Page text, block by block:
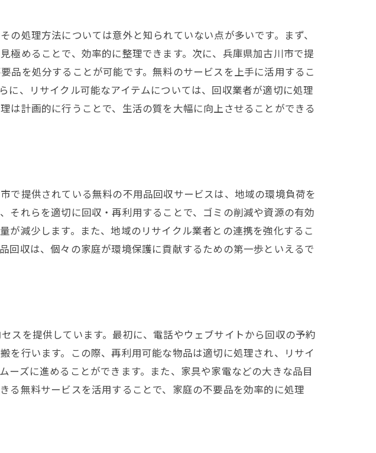
る方法
プロセス
法
る安心感
果
テップ
理
方法
ト
処理方法については意外と知られていない点が多いです。まず、
極めることで、効率的に整理できます。次に、兵庫県加古川市で提
品を処分することが可能です。無料のサービスを上手に活用するこ
に、リサイクル可能なアイテムについては、回収業者が適切に処理
は計画的に行うことで、生活の質を大幅に向上させることができる
で提供されている無料の不用品回収サービスは、地域の環境負荷を
それらを適切に回収・再利用することで、ゴミの削減や資源の有効
減少します。また、地域のリサイクル業者との連携を強化するこ
回収は、個々の家庭が環境保護に貢献するための第一歩といえるで
スを提供しています。最初に、電話やウェブサイトから回収の予約
を行います。この際、再利用可能な物品は適切に処理され、リサイ
ズに進めることができます。また、家具や家電などの大きな品目
る無料サービスを活用することで、家庭の不要品を効率的に処理